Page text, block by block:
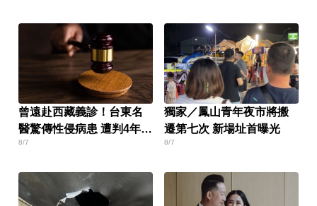
曾遠赴西藏義診！台東名
醫驚傳性侵病患 遭判4年8
月
8/7
獨家／鳳山青年夜市將搬
遷第七次 新場址首曝光
8/7